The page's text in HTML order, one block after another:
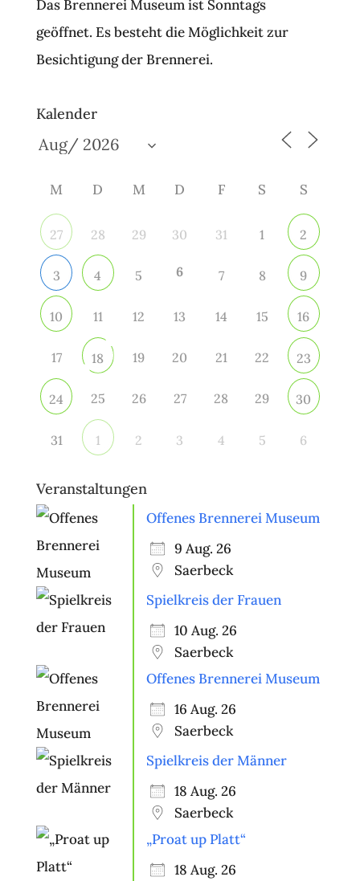
Das Brennerei Museum ist Sonntags
geöffnet. Es besteht die Möglichkeit zur
Besichtigung der Brennerei.
Kalender
M D M D F S S
27 28 29 30 31 1 2
3 4 5 6 7 8 9
10 11 12 13 14 15 16
17 18 19 20 21 22 23
24 25 26 27 28 29 30
31 1 2 3 4 5 6
Veranstaltungen
Offenes Brennerei Museum
9 Aug. 26
Saerbeck
Spielkreis der Frauen
10 Aug. 26
Saerbeck
Offenes Brennerei Museum
16 Aug. 26
Saerbeck
Spielkreis der Männer
18 Aug. 26
Saerbeck
„Proat up Platt“
18 Aug. 26